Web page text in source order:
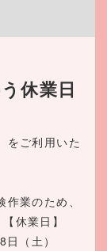
休業日
をご利用いた
業のため、
【休業日】
日（土）